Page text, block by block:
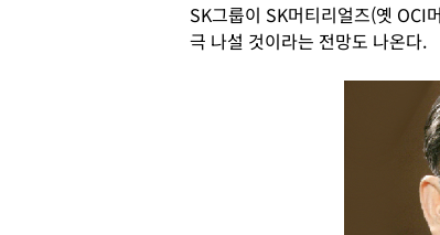
SK그룹이 SK머티리얼즈(옛 OCI
극 나설 것이라는 전망도 나온다.